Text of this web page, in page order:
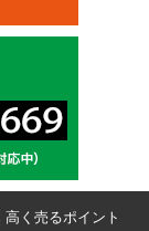
高く売るポイント